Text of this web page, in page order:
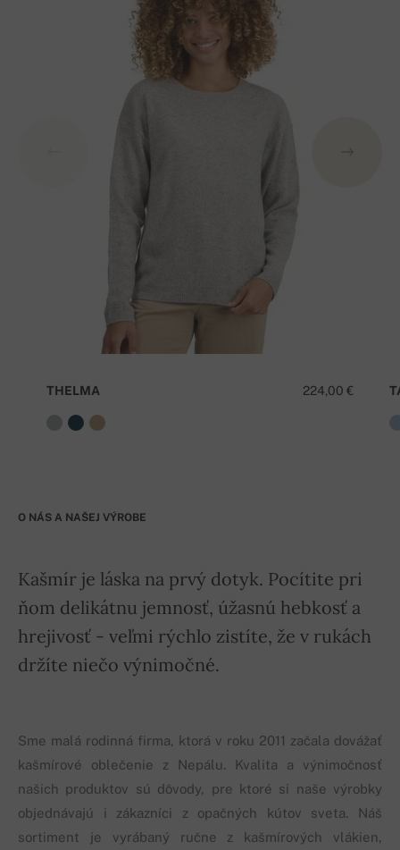
224,00 €
THELMA
O NÁS A NAŠEJ VÝROBE
Kašmír je láska na prvý dotyk. Pocítite pri
ňom delikátnu jemnosť, úžasnú hebkosť a
hrejivosť - veľmi rýchlo zistíte, že v rukách
držíte niečo výnimočné.
Sme malá rodinná firma, ktorá v roku 2011 začala dovážať
kašmírové oblečenie z Nepálu. Kvalita a výnimočnosť
našich produktov sú dôvody, pre ktoré si naše výrobky
objednávajú i zákazníci z opačných kútov sveta. Náš
sortiment je vyrábaný ručne z kašmírových vlákien,